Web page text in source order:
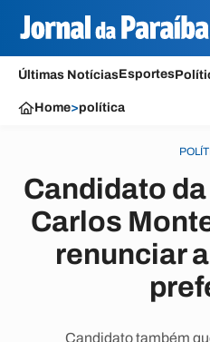
Últimas NotíciasEsportes
Home>política
Candidato
Carlos
renunciar
Candidato também